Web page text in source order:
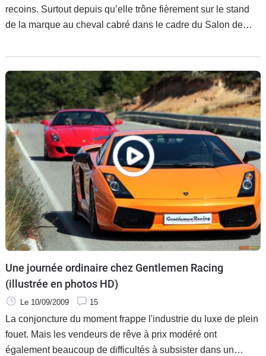
recoins. Surtout depuis qu’elle trône fièrement sur le stand
de la marque au cheval cabré dans le cadre du Salon de
sonorité
Une journée ordinaire chez Gentlemen Racing
(illustrée en photos HD)
Le 10/09/2009 15
La conjoncture du moment frappe l'industrie du luxe de plein
fouet. Mais les vendeurs de rêve à prix modéré ont
également beaucoup de difficultés à subsister dans un